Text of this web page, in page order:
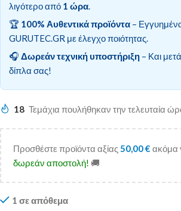
λιγότερο από 1 ώρα.
🏆 100% Αυθεντικά προϊόντα –
GURUTEC.GR με έλεγχο ποιότητας.
🎧 Δωρεάν τεχνική υποστήριξη – Και
δίπλα σας!
18 Τεμάχια πουλήθηκαν την τελευταία
Προσθέστε προϊόντα αξίας50,00€ ακόμα
δωρεάν αποστολή! 🚚
1 σε απόθεμα